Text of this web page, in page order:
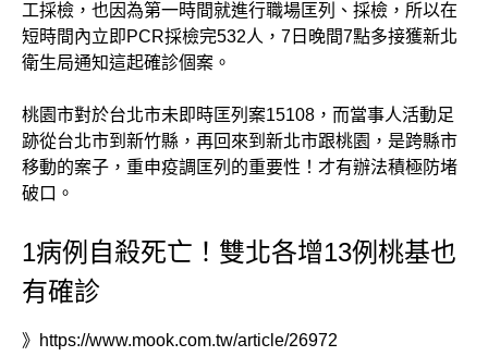
工採檢，也因為第一時間就進行職場匡列、採檢，所以在
短時間內立即PCR採檢完532人，7日晚間7點多接獲新北
衛生局通知這起確診個案。
桃園市對於台北市未即時匡列案15108，而當事人活動足
跡從台北市到新竹縣，再回來到新北市跟桃園，是跨縣市
移動的案子，重申疫調匡列的重要性！才有辦法積極防堵
破口。
1病例自殺死亡！雙北各增13例桃基也
有確診
》 https://www.mook.com.tw/article/26972